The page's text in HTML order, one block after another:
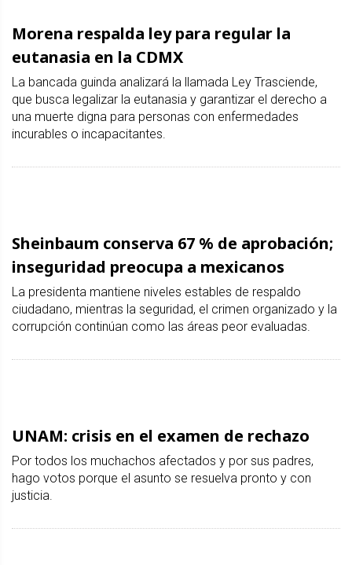
Morena respalda ley para regular la
eutanasia en la CDMX
La bancada guinda analizará la llamada Ley Trasciende,
que busca legalizar la eutanasia y garantizar el derecho a
una muerte digna para personas con enfermedades
incurables o incapacitantes.
Sheinbaum conserva 67 % de aprobación;
inseguridad preocupa a mexicanos
La presidenta mantiene niveles estables de respaldo
ciudadano, mientras la seguridad, el crimen organizado y la
corrupción continúan como las áreas peor evaluadas.
UNAM: crisis en el examen de rechazo
Por todos los muchachos afectados y por sus padres,
hago votos porque el asunto se resuelva pronto y con
justicia.